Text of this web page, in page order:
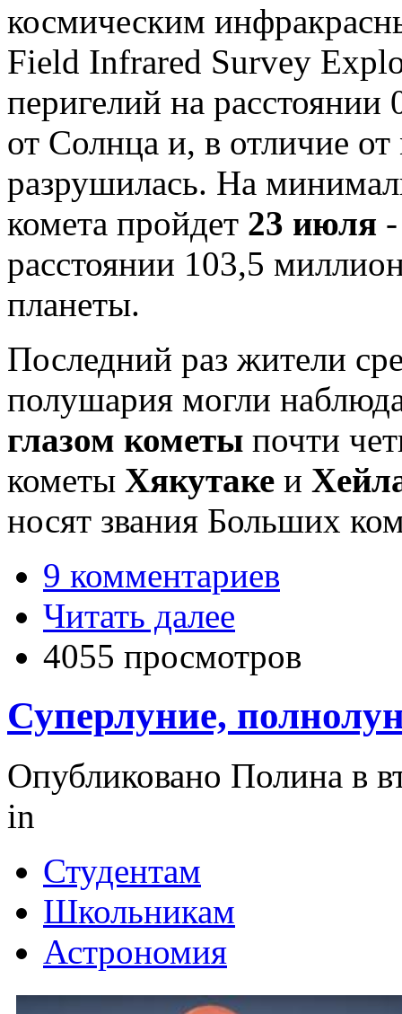
космическим
Field Infrared Survey
перигелий на
от Солнца и, в отличие
разрушилась. На
комета пройдет 23 июля
расстоянии 103,5
планеты.
Последний раз жители
полушария могли
глазом кометы почти
кометы Хякутаке и
носят звания Больших
9 комментариев
Читать далее
4055 просмотров
Суперлуние,
Опубликовано Полина в
in
Студентам
Школьникам
Астрономия